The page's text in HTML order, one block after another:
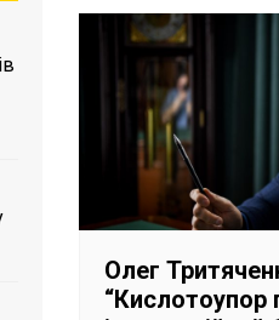
Олег
“Кислотоупор